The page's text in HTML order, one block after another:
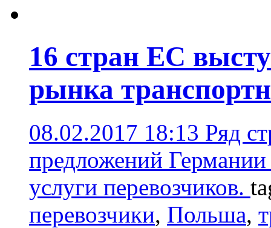
16 стран ЕС
рынка
08.02.2017 18:13 Ряд
предложений
услуги перевозчиков.
перевозчики, Польша,